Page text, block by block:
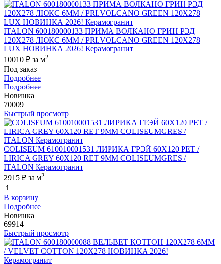
ITALON 600180000133 ПРИМА ВОЛКАНО ГРИН РЭД
120X278 ЛЮКС 6ММ / PRI.VOLCANO GREEN 120X278
LUX НОВИНКА 2026! Керамогранит
10010 ₽ за м2
Под заказ
Подробнее
Подробнее
Новинка
70009
Быстрый просмотр
COLISEUM 610010001531 ЛИРИКА ГРЭЙ 60X120 РЕТ /
LIRICA GREY 60X120 RET 9MM COLISEUMGRES /
ITALON Керамогранит
2915 ₽ за м2
В корзину
Подробнее
Новинка
69914
Быстрый просмотр